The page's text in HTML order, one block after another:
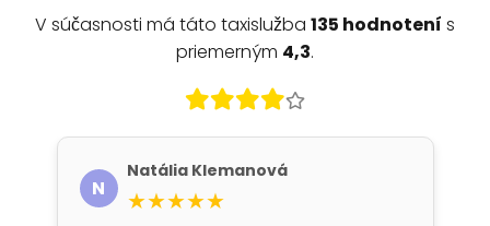
V súčasnosti má táto taxislužba 135 hodnotení s
priemerným 4,3.
N
Natália Klemanová
★★★★★